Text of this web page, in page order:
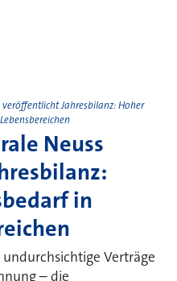
veröffentlicht Jahresbilanz: Hoher
Neuss
in
Verträge
– die